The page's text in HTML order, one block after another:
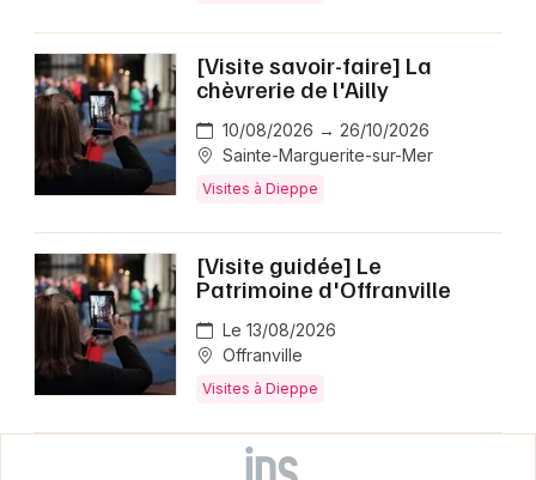
[Visite savoir-faire] La
chèvrerie de l'Ailly
10/08/2026 → 26/10/2026
Sainte-Marguerite-sur-Mer
Visites à Dieppe
[Visite guidée] Le
Patrimoine d'Offranville
Le 13/08/2026
Offranville
Visites à Dieppe